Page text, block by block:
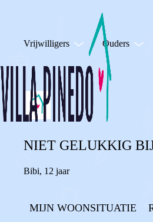
Vrijwilligers Ouders
NIET GELUKKIG
Bibi, 12 jaar
MIJN WOONSITUATIE